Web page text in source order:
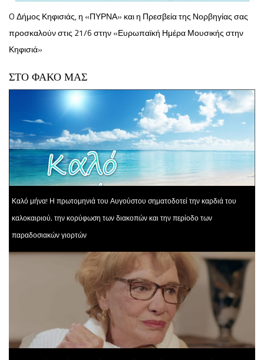
O Δήμος Κηφισιάς, η «ΠΥΡΝΑ» και η Πρεσβεία της Νορβηγίας σας
προσκαλούν στις 21/6 στην «Ευρωπαϊκή Ημέρα Μουσικής στην
Κηφισιά»
ΣΤΟ ΦΑΚΟ ΜΑΣ
Καλό μήνα! Η πρωτομηνιά του Αυγούστου σηματοδοτεί την καρδιά του
καλοκαιριού, την κορύφωση των διακοπών και την περίοδο των
παραδοσιακών γιορτών